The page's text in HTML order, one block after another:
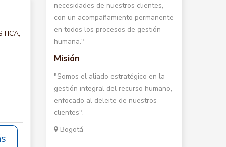
necesidades de nuestros clientes,
con un acompañamiento permanente
en todos los procesos de gestión
humana."
Misión
"Somos el aliado estratégico en la
gestión integral del recurso humano,
enfocado al deleite de nuestros
clientes".
Bogotá